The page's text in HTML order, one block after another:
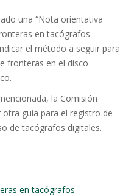
una “Nota orientativa
en tacógrafos
el método a seguir para
fronteras en el disco
la Comisión
guía para el registro de
de tacógrafos digitales.
en tacógrafos